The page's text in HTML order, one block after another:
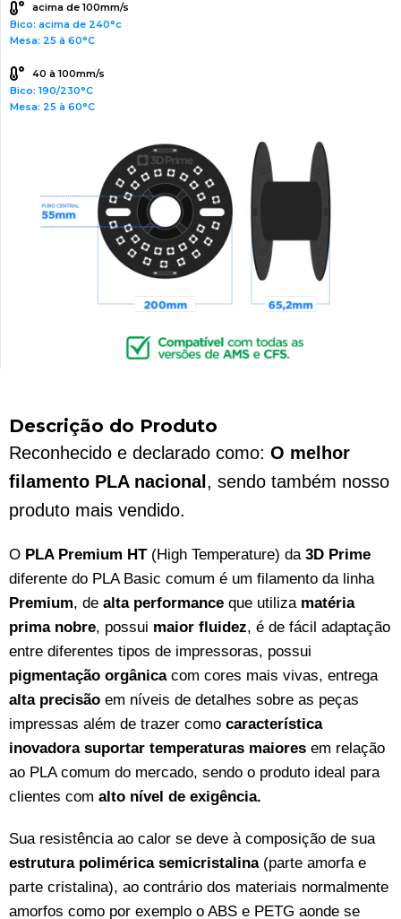
acima de 100mm/s
Bico: acima de 240°c
Mesa: 25 à 60°C
40 à 100mm/s
Bico: 190/230°C
Mesa: 25 à 60°C
Descrição do Produto
Reconhecido e declarado como: O melhor
filamento PLA nacional , sendo também nosso
produto mais vendido.
O PLA Premium HT(High Temperature) da 3D Prime
diferente do PLA Basic comum é um filamento da linha
Premium, de alta performance que utiliza matéria
prima nobre, possui maior fluidez, é de fácil adaptação
entre diferentes tipos de impressoras, possui
pigmentação orgânicacom cores mais vivas, entrega
alta precisão em níveis de detalhes sobre as peças
impressas além de trazer como característica
inovadora suportar temperaturas maiores em relação
ao PLA comum do mercado, sendo o produto ideal para
clientes com alto nível de exigência.
Sua resistência ao calor se deve à composição de sua
estrutura polimérica semicristalina(parte amorfa e
parte cristalina), ao contrário dos materiais normalmente
amorfos como por exemplo o ABS e PETG aonde se